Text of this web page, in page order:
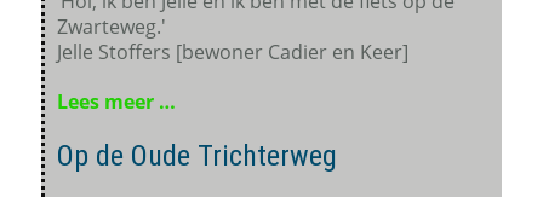
Zwarteweg.'
Jelle Stoffers [bewoner Cadier en Keer]
Lees meer …
Op de Oude Trichterweg